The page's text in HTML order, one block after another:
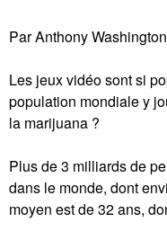
Par Anthony
Les jeux vidéo sont si
population mondiale y
la marijuana ?
Plus de 3 milliards de
dans le monde, dont
moyen est de 32 ans,